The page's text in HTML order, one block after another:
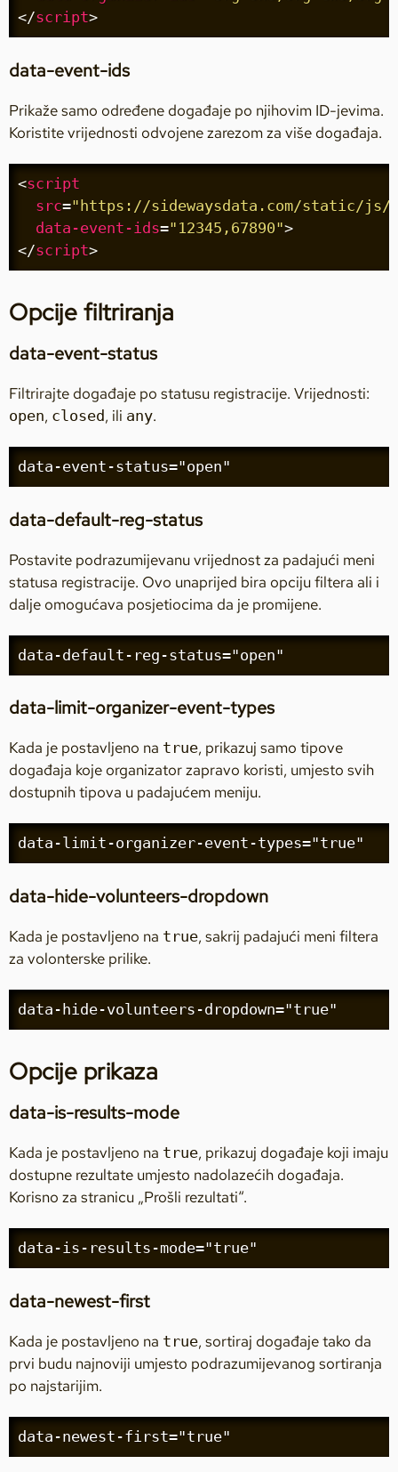
</script>
data-event-ids
Prikaže samo određene događaje po njihovim ID-jevima.
Koristite vrijednosti odvojene zarezom za više događaja.
<script
src="https://sidewaysdata.com/static/js/
data-event-ids="12345,67890">
</script>
Opcije filtriranja
data-event-status
Filtrirajte događaje po statusu registracije. Vrijednosti:
open, closed, ili any.
data-event-status="open"
data-default-reg-status
Postavite podrazumijevanu vrijednost za padajući meni
statusa registracije. Ovo unaprijed bira opciju filtera ali i
dalje omogućava posjetiocima da je promijene.
data-default-reg-status="open"
data-limit-organizer-event-types
Kada je postavljeno na true, prikazuj samo tipove
događaja koje organizator zapravo koristi, umjesto svih
dostupnih tipova u padajućem meniju.
data-limit-organizer-event-types="true"
data-hide-volunteers-dropdown
Kada je postavljeno na true, sakrij padajući meni filtera
za volonterske prilike.
data-hide-volunteers-dropdown="true"
Opcije prikaza
data-is-results-mode
Kada je postavljeno na true, prikazuj događaje koji imaju
dostupne rezultate umjesto nadolazećih događaja.
Korisno za stranicu „Prošli rezultati“.
data-is-results-mode="true"
data-newest-first
Kada je postavljeno na true, sortiraj događaje tako da
prvi budu najnoviji umjesto podrazumijevanog sortiranja
po najstarijim.
data-newest-first="true"